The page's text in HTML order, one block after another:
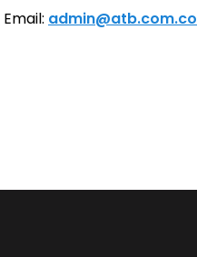
Email: admin@atb.com.co